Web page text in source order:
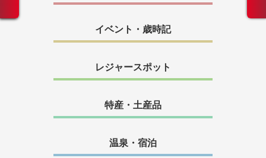
イベント・歳時記
レジャースポット
特産・土産品
温泉・宿泊